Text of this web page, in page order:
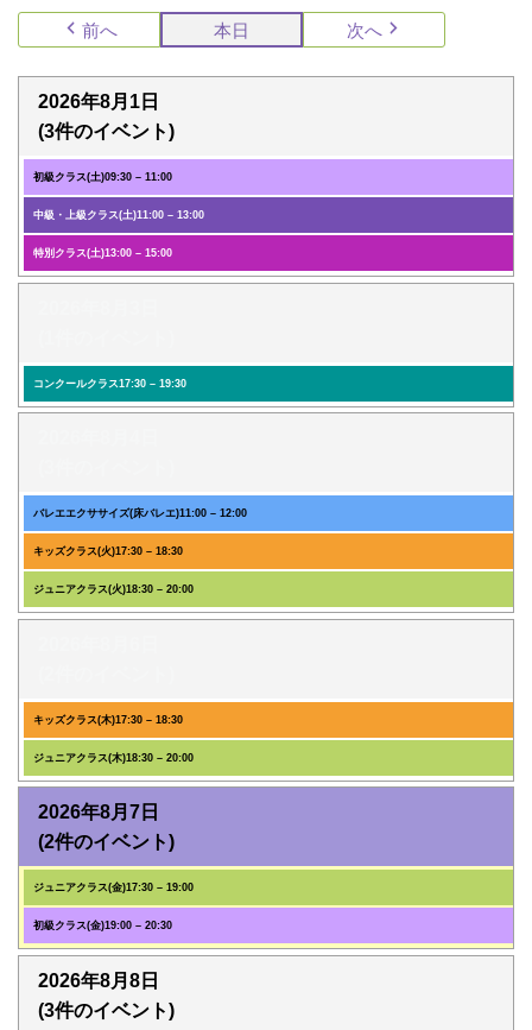
前へ 本日 次へ
2026年8月1日
(3件のイベント)
初級クラス(土)09:30 – 11:00
中級・上級クラス(土)11:00 – 13:00
特別クラス(土)13:00 – 15:00
コンクールクラス17:30 – 19:30
バレエエクササイズ(床バレエ)11:00 – 12:00
キッズクラス(火)17:30 – 18:30
ジュニアクラス(火)18:30 – 20:00
キッズクラス(木)17:30 – 18:30
ジュニアクラス(木)18:30 – 20:00
2026年8月7日
(2件のイベント)
ジュニアクラス(金)17:30 – 19:00
初級クラス(金)19:00 – 20:30
2026年8月8日
(3件のイベント)